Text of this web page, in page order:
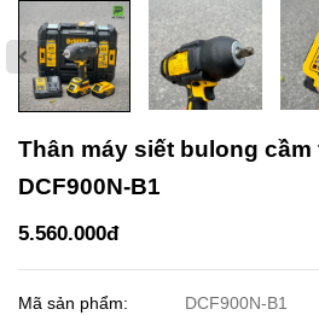
Thân máy siết bulong cầm
DCF900N-B1
5.560.000đ
Mã sản phẩm: DCF900N-B1